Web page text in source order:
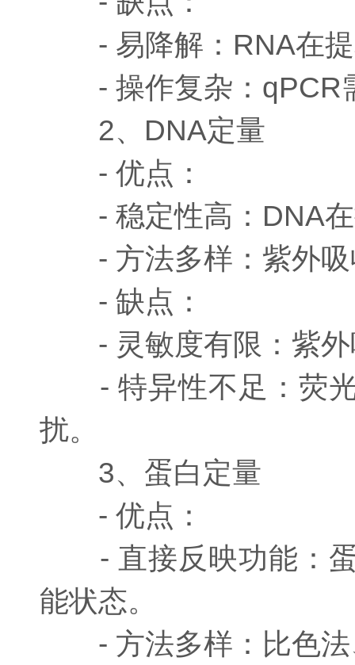
- 易降解：RNA在提
- 操作复杂：qPCR
2、DNA定量
- 优点：
- 稳定性高：DNA在
- 方法多样：紫外吸
- 缺点：
- 灵敏度有限：紫外
- 特异性不足：荧光
扰。
3、蛋白定量
- 优点：
- 直接反映功能：蛋
能状态。
- 方法多样：比色法